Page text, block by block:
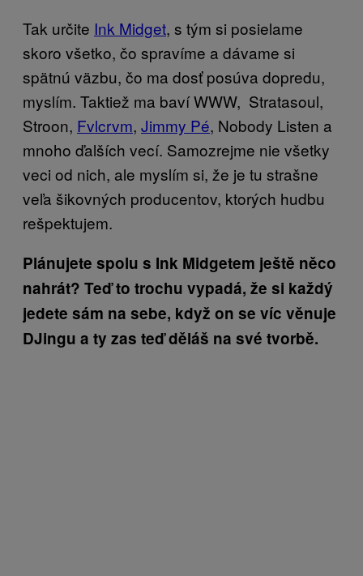
Tak určite Ink Midget, s tým si posielame
skoro všetko, čo spravíme a dávame si
spätnú väzbu, čo ma dosť posúva dopredu,
myslím. Taktiež ma baví WWW, Stratasoul,
Stroon, Fvlcrvm, Jimmy Pé, Nobody Listen a
mnoho ďalších vecí. Samozrejme nie všetky
veci od nich, ale myslím si, že je tu strašne
veľa šikovných producentov, ktorých hudbu
rešpektujem.
Plánujete spolu s Ink Midgetem ještě něco
nahrát? Teď to trochu vypadá, že si každý
jedete sám na sebe, když on se víc věnuje
DJingu a ty zas teď děláš na své tvorbě.